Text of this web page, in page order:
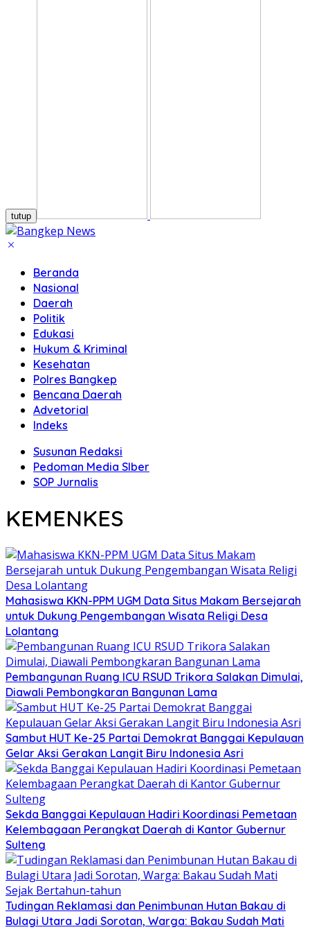
tutup
Beranda
Nasional
Daerah
Politik
Edukasi
Hukum & Kriminal
Kesehatan
Polres Bangkep
Bencana Daerah
Advetorial
Indeks
Susunan Redaksi
Pedoman Media SIber
SOP Jurnalis
KEMENKES
Mahasiswa KKN-PPM UGM Data Situs Makam Bersejarah
untuk Dukung Pengembangan Wisata Religi Desa
Lolantang
Pembangunan Ruang ICU RSUD Trikora Salakan Dimulai,
Diawali Pembongkaran Bangunan Lama
Sambut HUT Ke-25 Partai Demokrat Banggai Kepulauan
Gelar Aksi Gerakan Langit Biru Indonesia Asri
Sekda Banggai Kepulauan Hadiri Koordinasi Pemetaan
Kelembagaan Perangkat Daerah di Kantor Gubernur
Sulteng
Tudingan Reklamasi dan Penimbunan Hutan Bakau di
Bulagi Utara Jadi Sorotan, Warga: Bakau Sudah Mati